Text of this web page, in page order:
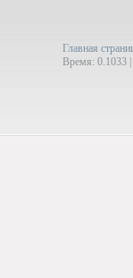
Главная
Время: 0.1033